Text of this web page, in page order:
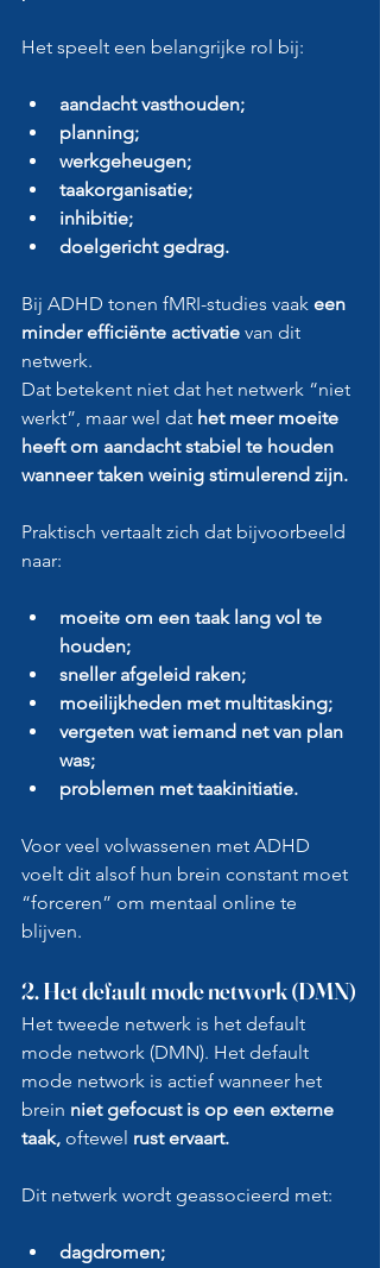
Het speelt een belangrijke rol bij:
aandacht vasthouden;
planning;
werkgeheugen;
taakorganisatie;
inhibitie;
doelgericht gedrag.
Bij ADHD tonen fMRI-studies vaak een
minder efficiënte activatie van dit
netwerk.
Dat betekent niet dat het netwerk “niet
werkt”, maar wel dat het meer moeite
heeft om aandacht stabiel te houden
wanneer taken weinig stimulerend zijn.
Praktisch vertaalt zich dat bijvoorbeeld
naar:
moeite om een taak lang vol te
houden;
sneller afgeleid raken;
moeilijkheden met multitasking;
vergeten wat iemand net van plan
was;
problemen met taakinitiatie.
Voor veel volwassenen met ADHD
voelt dit alsof hun brein constant moet
“forceren” om mentaal online te
blijven.
2. Het default mode network (DMN)
Het tweede netwerk is het default
mode network (DMN). Het default
mode network is actief wanneer het
brein niet gefocust is op een externe
taak, oftewel rust ervaart.
Dit netwerk wordt geassocieerd met:
dagdromen;